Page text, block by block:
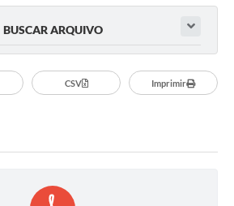
BUSCAR ARQUIVO
CSV Imprimir